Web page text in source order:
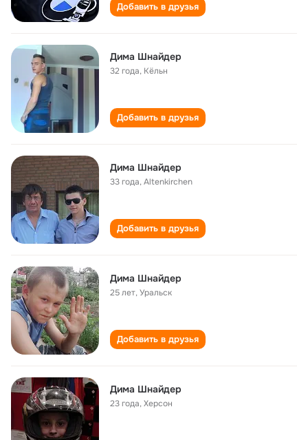
Добавить в друзья
Дима Шнайдер
32 года, Кёльн
Добавить в друзья
Дима Шнайдер
33 года,Altenkirchen
Добавить в друзья
Дима Шнайдер
25 лет,Уральск
Добавить в друзья
Дима Шнайдер
23 года,Херсон